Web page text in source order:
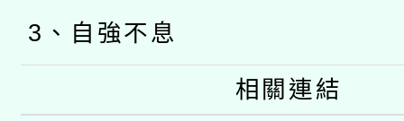
3、自強不息
相關連結